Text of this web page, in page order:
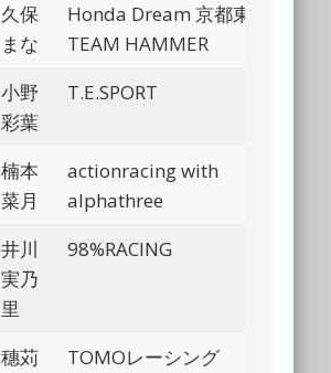
久保
まな
Honda Dream 京都東
TEAM HAMMER
小野
彩葉
T.E.SPORT
楠本
菜月
actionracing with
alphathree
井川
実乃
里
98%RACING
穗苅
TOMOレーシング